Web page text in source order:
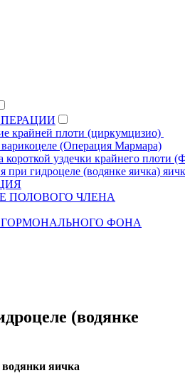
крайней плоти (циркумцизио)
(Операция Мармара)
короткой уздечки крайнего плоти
при гидроцеле (водянке яичка)
ПОЛОВОГО ЧЛЕНА
ФОНА
(водянке
яичка